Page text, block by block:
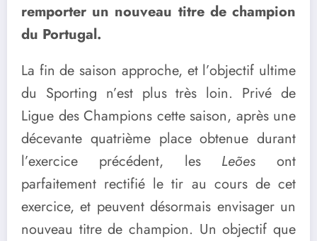
remporter un nouveau titre de champion
du Portugal.
La fin de saison approche, et l’objectif ultime
du Sporting n’est plus très loin. Privé de
Ligue des Champions cette saison, après une
décevante quatrième place obtenue durant
l’exercice précédent, les Leões ont
parfaitement rectifié le tir au cours de cet
exercice, et peuvent désormais envisager un
nouveau titre de champion. Un objectif que